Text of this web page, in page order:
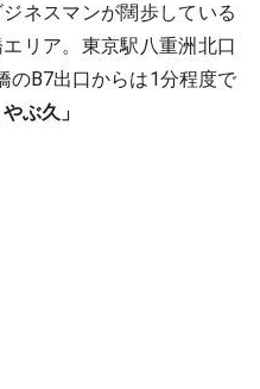
ネスマンが闊歩している
リア。東京駅八重洲北口
のB7出口からは1分程度で
ぶ久」